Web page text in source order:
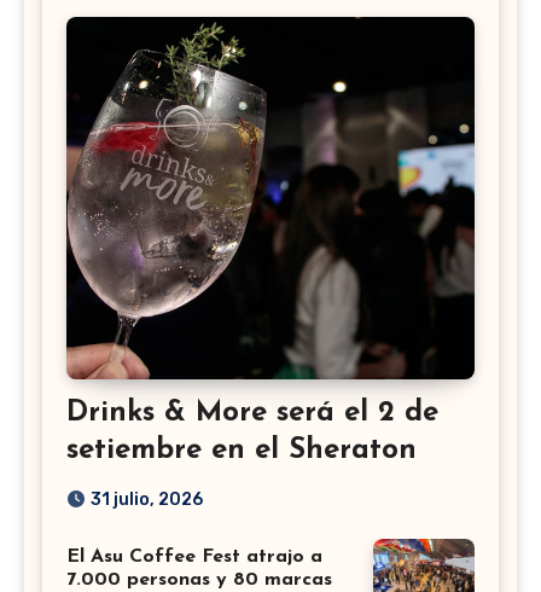
Drinks & More será el 2 de
setiembre en el Sheraton
31 julio, 2026
El Asu Coffee Fest atrajo a
7.000 personas y 80 marcas